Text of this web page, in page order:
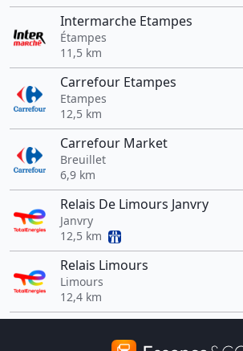
Intermarche Etampes
Étampes
11,5 km
Carrefour Etampes
Etampes
12,5 km
Carrefour Market
Breuillet
6,9 km
Relais De Limours Janvry
Janvry
12,5 km
Relais Limours
Limours
12,4 km